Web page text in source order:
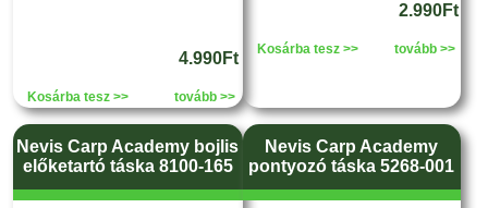
4.990Ft
Kosárba tesz >> tovább >>
2.990Ft
Kosárba tesz >> tovább >>
Nevis Carp Academy bojlis
előketartó táska 8100-165
Nevis Carp Academy
pontyozó táska 5268-001